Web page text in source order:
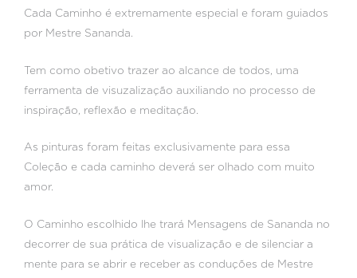
Cada Caminho é extremamente especial e foram guiados
por Mestre Sananda.
Tem como obetivo trazer ao alcance de todos, uma
ferramenta de visuzalização auxiliando no processo de
inspiração, reflexão e meditação.
As pinturas foram feitas exclusivamente para essa
Coleção e cada caminho deverá ser olhado com muito
amor.
O Caminho escolhido lhe trará Mensagens de Sananda no
decorrer de sua prática de visualização e de silenciar a
mente para se abrir e receber as conduções de Mestre